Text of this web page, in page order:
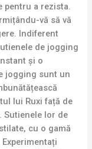
pentru a rezista.
vă să vă
Indiferent
de jogging
și o
jogging sunt un
lui Ruxi față de
Sutienele lor de
cu o gamă